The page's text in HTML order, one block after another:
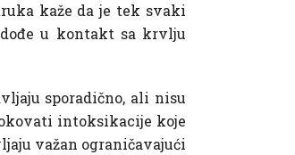
kaže da je tek svaki
u kontakt sa krvlju
sporadično, ali nisu
intoksikacije koje
važan ograničavajući